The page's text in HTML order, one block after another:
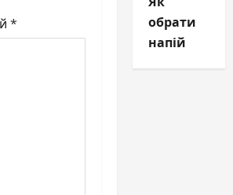
*
обрати
напій